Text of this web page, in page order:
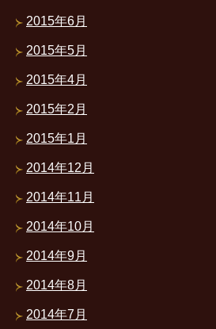
2015年6月
2015年5月
2015年4月
2015年2月
2015年1月
2014年12月
2014年11月
2014年10月
2014年9月
2014年8月
2014年7月